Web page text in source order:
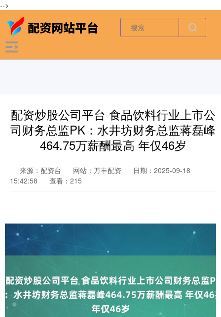
-->
配资炒股公司平台 食品饮料行业上市公
司财务总监PK：水井坊财务总监蒋磊峰
464.75万薪酬最高 年仅46岁
来源：配资台 网站：万丰配资
日期：2025-09-18
15:42:58
查看：215